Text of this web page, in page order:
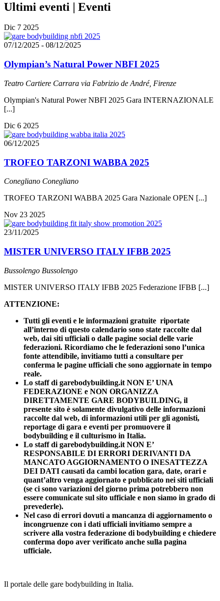
Ultimi eventi | Eventi
Dic 7 2025
07/12/2025 - 08/12/2025
Olympian’s Natural Power NBFI 2025
Teatro Cartiere Carrara via Fabrizio de André, Firenze
Olympian's Natural Power NBFI 2025 Gara INTERNAZIONALE
[...]
Dic 6 2025
06/12/2025
TROFEO TARZONI WABBA 2025
Conegliano Conegliano
TROFEO TARZONI WABBA 2025 Gara Nazionale OPEN [...]
Nov 23 2025
23/11/2025
MISTER UNIVERSO ITALY IFBB 2025
Bussolengo Bussolengo
MISTER UNIVERSO ITALY IFBB 2025 Federazione IFBB [...]
ATTENZIONE:
Tutti gli eventi e le informazioni gratuite riportate
all’interno di questo calendario sono state raccolte dal
web, dai siti ufficiali o dalle pagine social delle varie
federazioni. Ricordiamo che le federazioni sono l’unica
fonte attendibile, invitiamo tutti a consultare per
conferma le pagine ufficiali che sono aggiornate in tempo
reale.
Lo staff di garebodybuilding.it NON E’ UNA
FEDERAZIONE e NON ORGANIZZA
DIRETTAMENTE GARE BODYBUILDING, il
presente sito è solamente divulgativo delle informazioni
raccolte dal web, di informazioni utili per gli agonisti,
reportage di gara e eventi per promuovere il
bodybuilding e il culturismo in Italia.
Lo staff di garebodybuilding.it NON E’
RESPONSABILE DI ERRORI DERIVANTI DA
MANCATO AGGIORNAMENTO O INESATTEZZA
DEI DATI causati da cambi location gara, date, orari e
quant’altro venga aggiornato e pubblicato nei siti ufficiali
(se ci sono variazioni del giorno prima potrebbero non
essere comunicate sul sito ufficiale e non siamo in grado di
prevederle).
Nel caso di errori dovuti a mancanza di aggiornamento o
incongruenze con i dati ufficiali invitiamo sempre a
scrivere alla vostra federazione di bodybuilding e chiedere
conferma dopo aver verificato anche sulla pagina
ufficiale.
Il portale delle gare bodybuilding in Italia.